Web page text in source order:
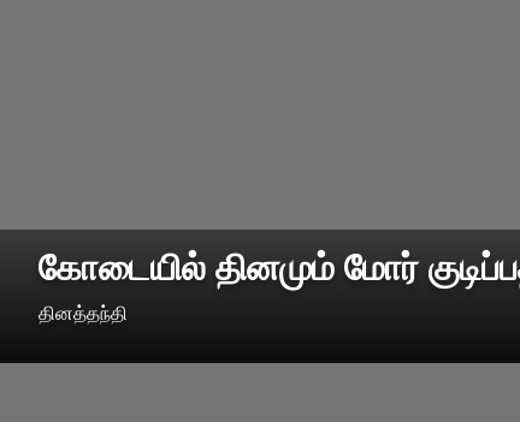
கோடையில் தினமும் மோர்
தினத்தந்தி